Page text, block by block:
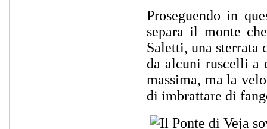
Proseguendo in
separa il monte
Saletti, una sterrata
da alcuni ruscelli a
massima, ma la
di imbrattare di